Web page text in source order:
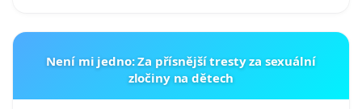
Není mi jedno: Za přísnější tresty za sexuální
zločiny na dětech